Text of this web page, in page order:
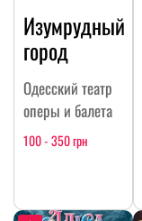
Изумрудный
город
Одесский театр
оперы и балета
100 - 350 грн